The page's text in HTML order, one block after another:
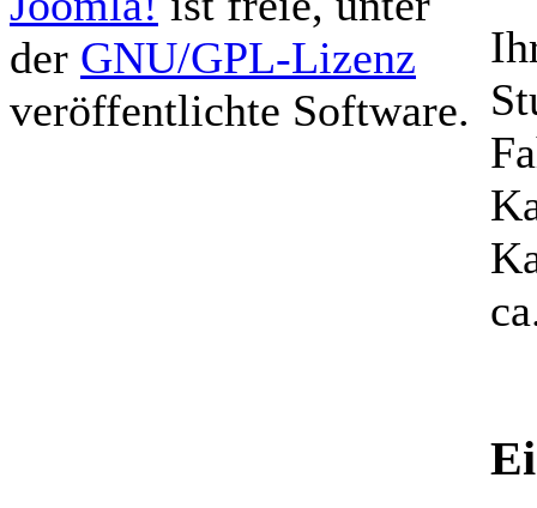
der GNU/GPL-Lizenz
veröffentlichte Software.